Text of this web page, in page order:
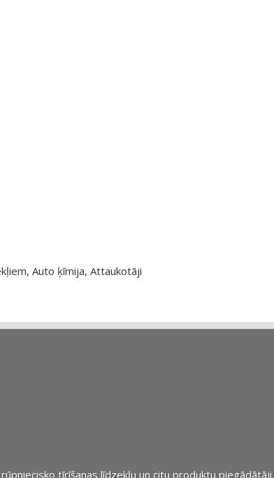
Auto ķīmija, Attaukotāji
tīrīšanas līdzekļu un citu produktu piegādātāji.